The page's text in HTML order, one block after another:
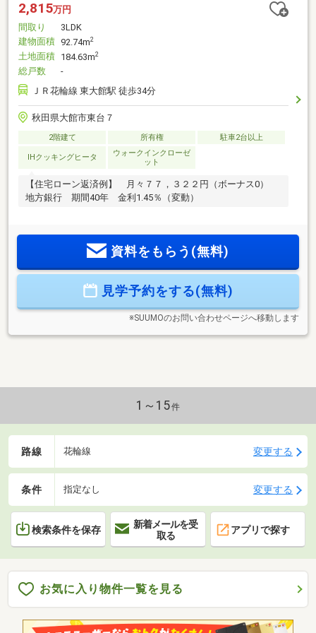
2,815万円
間取り
3LDK
建物面積 92.74m2
土地面積 184.63m2
総戸数
-
ＪＲ花輪線 東大館駅 徒歩34分
秋田県大館市東台７
2階建て 所有権 駐車2台以上
IHクッキングヒータ
ウォークインクローゼ
ット
【住宅ローン返済例】 月々７７，３２２円（ボーナス0）
地方銀行 期間40年 金利1.45％（変動）
資料をもらう(無料)
見学予約をする(無料)
※SUUMOのお問い合わせページへ移動します
1～15件
路線 花輪線 変更する
条件 指定なし 変更する
検索条件を保存
新着メールを受
取る
アプリで探す
お気に入り物件一覧を見る